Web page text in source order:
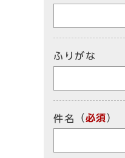
ふりがな
件名 （必須）